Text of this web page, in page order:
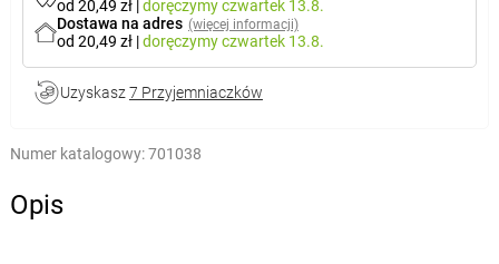
od 20,49 zł |doręczymyczwartek 13.8.
Dostawa na adres (więcej informacji)
od 20,49 zł |doręczymyczwartek 13.8.
Uzyskasz 7 Przyjemniaczków
Numer katalogowy:701038
Opis